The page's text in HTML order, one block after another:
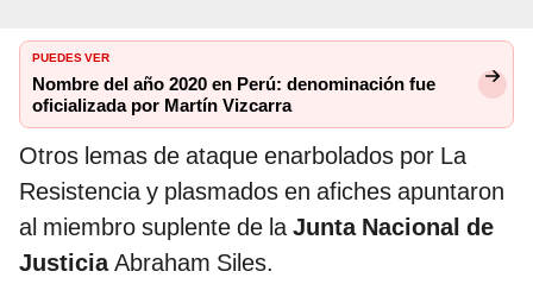
PUEDES VER
Nombre del año 2020 en Perú: denominación fue
oficializada por Martín Vizcarra
Otros lemas de ataque enarbolados por La
Resistencia y plasmados en afiches apuntaron
al miembro suplente de laJunta Nacional de
JusticiaAbraham Siles.